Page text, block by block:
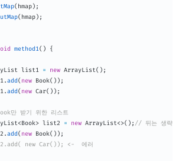
( hmap) ;
( hmap) ;
method1( ) {
list1 = new ArrayList( ) ;
.add( new Book( ) ) ;
.add( new Car( ) ) ;
만 받기 위한 리스트
<Book> list2 = new ArrayList<>( ) ; // 뒤는 생략가
.add( new Book( ) ) ;
new Car()); <-  에러